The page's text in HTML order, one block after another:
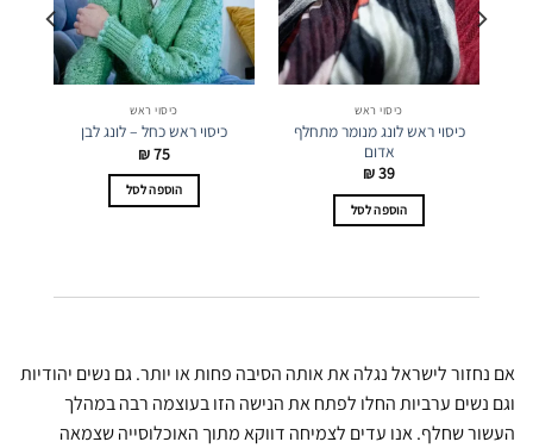
כיסוי ראש
כיסוי ראש לונג מנומר מתחלף
אדום
₪39
הוספה לסל
כיסוי ראש
כיסוי ראש כחל – לונג לבן
₪75
הוספה לסל
אם נחזור לישראל נגלה את אותה הסיבה פחות או יותר. גם נשים יהודיות
וגם נשים ערביות החלו לפתח את הנישה הזו בעוצמה רבה במהלך
העשור שחלף. אנו עדים לצמיחה דווקא מתוך האוכלוסייה שצמאה